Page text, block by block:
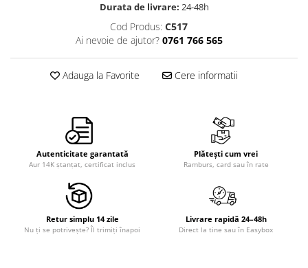
Durata de livrare: 24-48h
Cod Produs: C517
Ai nevoie de ajutor? 0761 766 565
Adauga la Favorite Cere informatii
Autenticitate garantată
Aur 14K ștanțat, certificat inclus
Plătești cum vrei
Ramburs, card sau în rate
Retur simplu 14 zile
Nu ți se potrivește? Îl trimiți înapoi
Livrare rapidă 24–48h
Direct la tine sau în Easybox